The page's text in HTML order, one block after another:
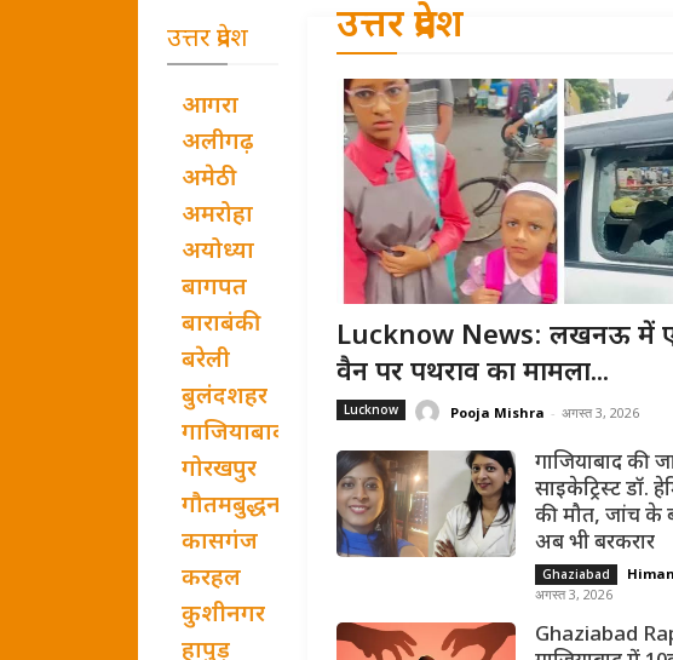
उत्तर प्रदेश
आगरा
अलीगढ़
अमेठी
अमरोहा
अयोध्या
बागपत
बाराबंकी
बरेली
बुलंदशहर
गाजियाबाद
गोरखपुर
गौतमबुद्धनगर
कासगंज
करहल
कुशीनगर
हापुड़
उत्तर प्रदेश
Lucknow News: लखनऊ में
वैन पर पथराव का मामला...
Lucknow Pooja Mishra - अगस्त 3, 2026
गाजियाबाद की
साइकेट्रिस्ट डॉ.
की मौत, जांच के
अब भी बरकरार
Ghaziabad
अगस्त 3, 2026
Ghaziabad